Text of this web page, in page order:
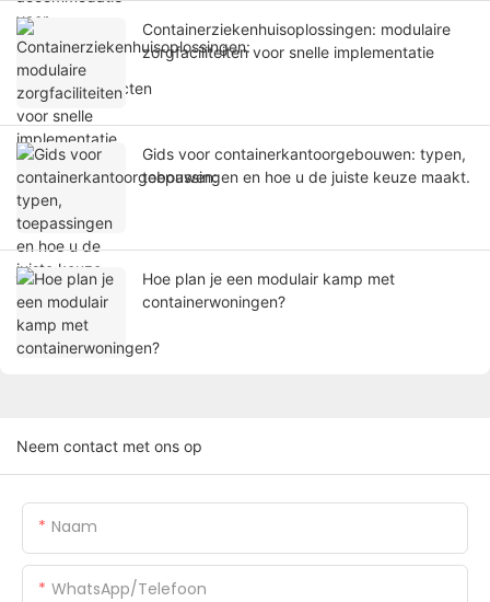
Containerziekenhuisoplossingen: modulaire
zorgfaciliteiten voor snelle implementatie
Gids voor containerkantoorgebouwen: typen,
toepassingen en hoe u de juiste keuze maakt.
Hoe plan je een modulair kamp met
containerwoningen?
Neem contact met ons op
Naam
WhatsApp/Telefoon